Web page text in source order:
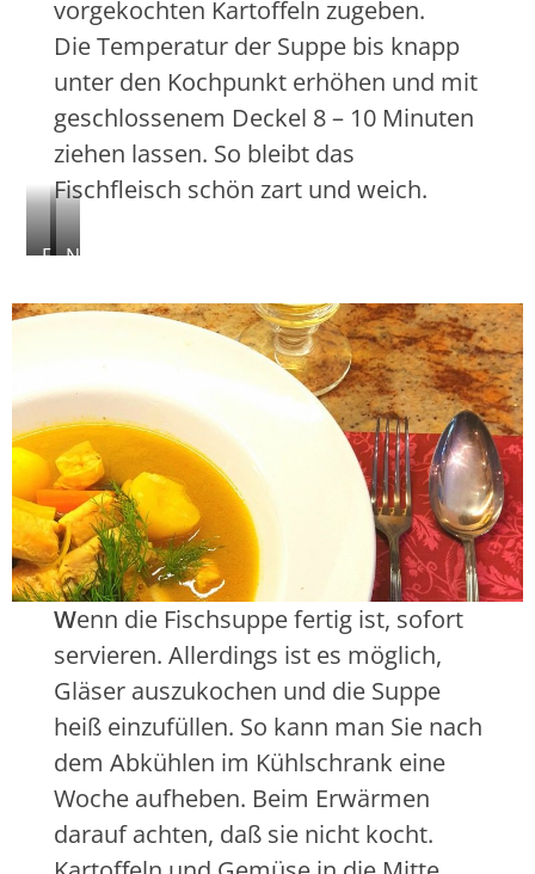
vorgekochten Kartoffeln zugeben.
Die Temperatur der Suppe bis knapp
unter den Kochpunkt erhöhen und mit
geschlossenem Deckel 8 – 10 Minuten
ziehen lassen. So bleibt das
Fischfleisch schön zart und weich.
F
l
s
z
e
r
t
e
i
l
N
c
k
o
c
h
e
n
,
n
u
r
z
e
h
e
n
l
Wenn die Fischsuppe fertig ist, sofort
servieren. Allerdings ist es möglich,
Gläser auszukochen und die Suppe
heiß einzufüllen. So kann man Sie nach
dem Abkühlen im Kühlschrank eine
Woche aufheben. Beim Erwärmen
darauf achten, daß sie nicht kocht.